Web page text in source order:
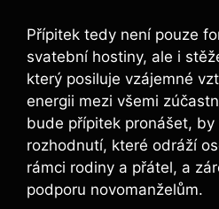
Přípitek tedy není pouze
svatební hostiny,⁤ ale i
který posiluje vzájemné
energii mezi‍ všemi
bude přípitek pronášet,
rozhodnutí, které odráží
rámci ⁤rodiny⁢ a přátel, a
podporu novomanželům.